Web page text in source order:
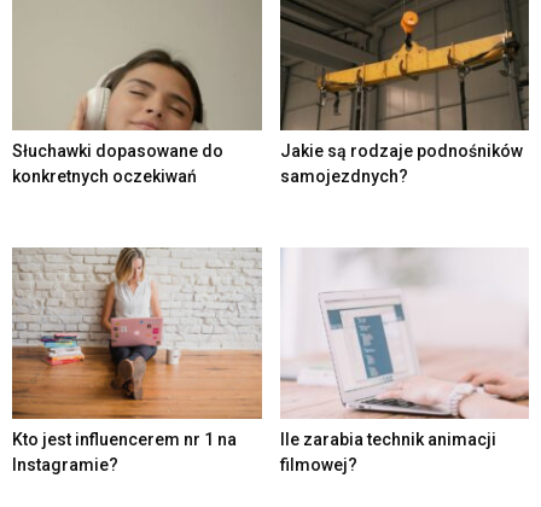
Słuchawki dopasowane do
konkretnych oczekiwań
Jakie są rodzaje podnośników
samojezdnych?
Kto jest influencerem nr 1 na
Instagramie?
Ile zarabia technik animacji
filmowej?